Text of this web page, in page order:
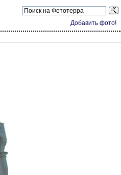
Добавить фото!